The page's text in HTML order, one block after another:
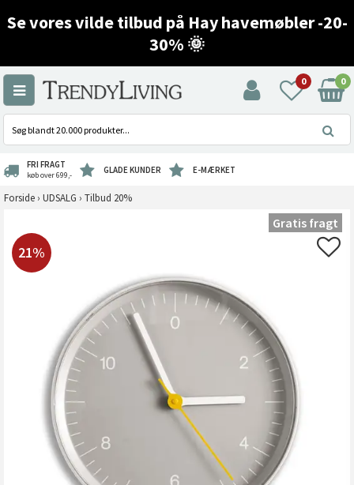
Se vores vilde tilbud på Hay havemøbler -20-
30% 🌞
0 0
FRI FRAGT
køb over 699,- GLADE KUNDER E-MÆRKET
Forside › UDSALG › Tilbud 20%
21%
Gratis fragt